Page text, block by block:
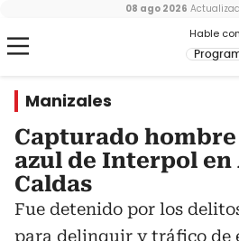
Hable
08 ago 2026
Manizales
Capturado
azul de Interpol en
Caldas
Fue detenido por los
para delinquir y tráfico de